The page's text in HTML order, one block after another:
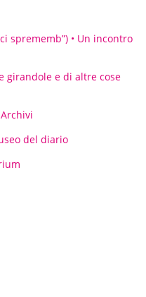
sprememb”) • Un incontro
girandole e di altre cose
del diario